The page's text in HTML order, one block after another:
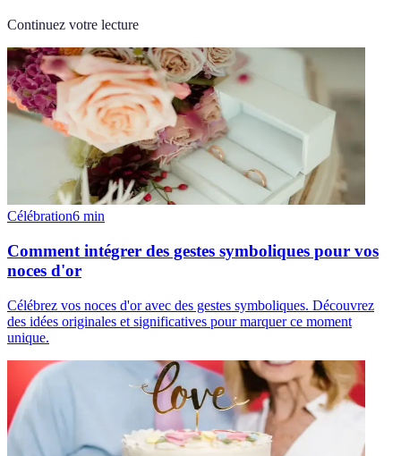
Continuez votre lecture
Célébration6 min
Comment intégrer des gestes symboliques pour vos
noces d'or
Célébrez vos noces d'or avec des gestes symboliques. Découvrez
des idées originales et significatives pour marquer ce moment
unique.